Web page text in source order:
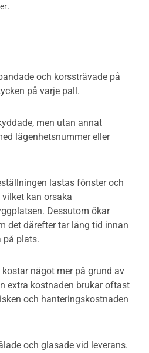
.
och korssträvade på
på varje pall.
men utan annat
lägenhetsnummer eller
lastas fönster och
kan orsaka
Dessutom ökar
det därefter tar lång tid innan
på plats.
något mer på grund av
extra kostnaden brukar oftast
och hanteringskostnaden
och glasade vid leverans.